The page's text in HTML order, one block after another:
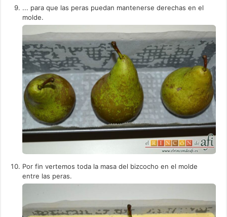
... para que las peras puedan mantenerse derechas en el
molde.
Por fin vertemos toda la masa del bizcocho en el molde
entre las peras.